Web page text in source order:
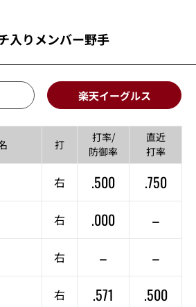
入りメンバー野手
楽天イーグルス
打
打率/
防御率
直近
打率
右 .500 .750
右 .000 –
右 – –
右 .571 .500